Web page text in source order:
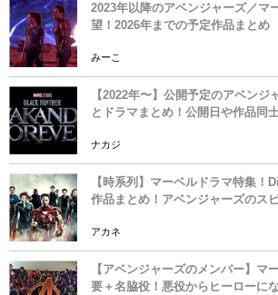
2023年以降のアベンジャーズ／マ
望！2026年までの予定作品まとめ
みーこ
【2022年〜】公開予定のアベンジ
とドラマまとめ！公開日や作品同
ナカジ
【時系列】マーベルドラマ特集！
作品まとめ！アベンジャーズのス
アカネ
【アベンジャーズのメンバー】マ
要＋名脇役！悪役からヒーローに